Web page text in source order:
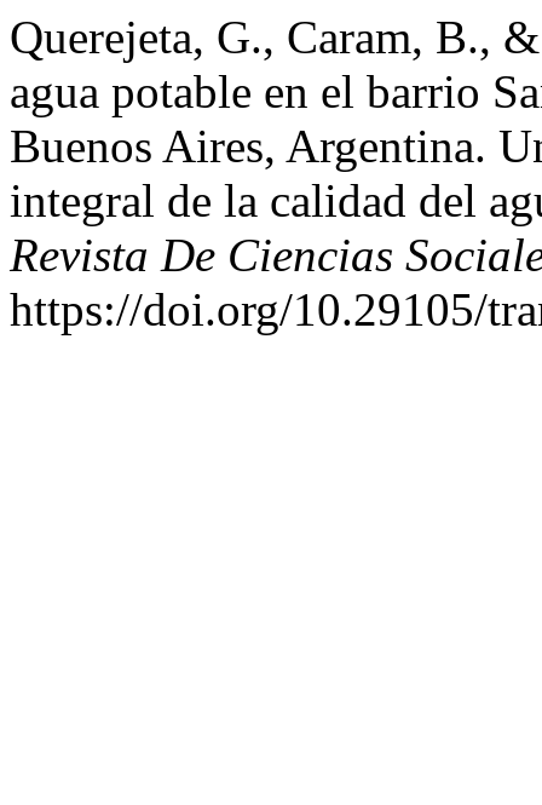
Querejeta, G., Caram, B.,
agua potable en el barrio
Buenos Aires, Argentina.
integral de la calidad del
Revista De Ciencias
https://doi.org/10.29105/